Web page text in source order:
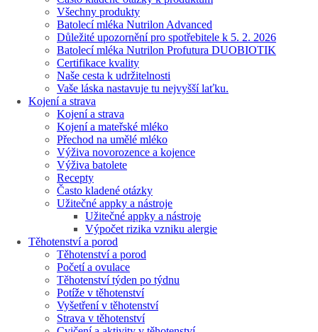
Všechny produkty
Batolecí mléka Nutrilon Advanced
Důležité upozornění pro spotřebitele k 5. 2. 2026
Batolecí mléka Nutrilon Profutura DUOBIOTIK
Certifikace kvality
Naše cesta k udržitelnosti
Vaše láska nastavuje tu nejvyšší laťku.
Kojení a strava
Kojení a strava
Kojení a mateřské mléko
Přechod na umělé mléko
Výživa novorozence a kojence
Výživa batolete
Recepty
Často kladené otázky
Užitečné appky a nástroje
Užitečné appky a nástroje
Výpočet rizika vzniku alergie
Těhotenství a porod
Těhotenství a porod
Početí a ovulace
Těhotenství týden po týdnu
Potíže v těhotenství
Vyšetření v těhotenství
Strava v těhotenství